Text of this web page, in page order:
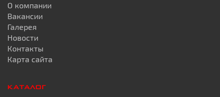
О компании
Вакансии
Галерея
Новости
Контакты
Карта сайта
КАТАЛОГ